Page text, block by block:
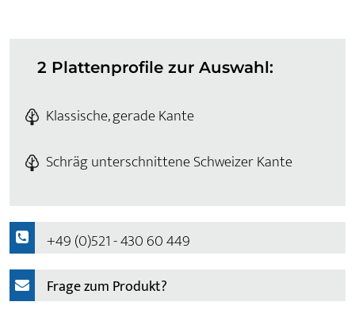
2 Plattenprofile zur Auswahl:
Klassische, gerade Kante
Schräg unterschnittene Schweizer Kante
+49 (0)521 - 430 60 449
Frage zum Produkt?